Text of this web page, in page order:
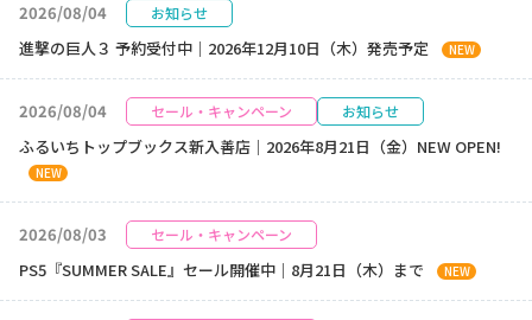
2026/08/04 お知らせ
進撃の巨人３ 予約受付中｜2026年12月10日（木）発売予定 NEW
2026/08/04 セール・キャンペーン お知らせ
ふるいちトップブックス新入善店｜2026年8月21日（金）NEW OPEN!
NEW
2026/08/03 セール・キャンペーン
PS5『SUMMER SALE』セール開催中｜8月21日（木）まで NEW